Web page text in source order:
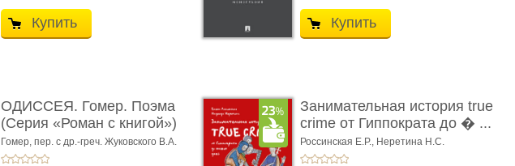
Купить Купить
ОДИССЕЯ. Гомер. Поэма
(Серия «Роман с книгой»)
Гомер, пер. с др.-греч. Жуковского В.А.
Занимательная история true
crime от Гиппократа до � ...
Россинская Е.Р., Неретина Н.С.